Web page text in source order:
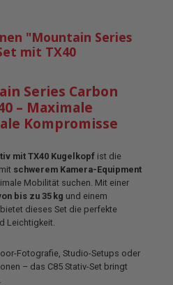
"Mountain Series
mit TX40
Series Carbon
– Maximale
Kompromisse
mit TX40 Kugelkopf ist die
schwerem Kamera-Equipment
Mobilität suchen. Mit einer
bis zu 35 kg und einem
dieses Set die perfekte
Leichtigkeit.
Fotografie, Studio-Setups oder
– das C85 Stativ-Set bringt